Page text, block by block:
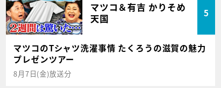
マツコ＆有吉 かりそめ
天国
5
マツコのTシャツ洗濯事情 たくろうの滋賀の魅力
プレゼンツアー
8月7日(金)放送分